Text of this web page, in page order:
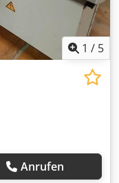
1 / 5
Anrufen